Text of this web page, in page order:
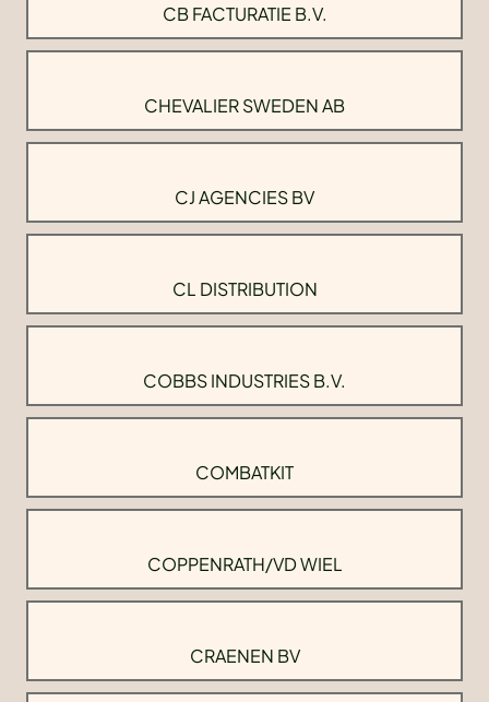
CB FACTURATIE B.V.
CHEVALIER SWEDEN AB
CJ AGENCIES BV
CL DISTRIBUTION
COBBS INDUSTRIES B.V.
COMBATKIT
COPPENRATH/VD WIEL
CRAENEN BV